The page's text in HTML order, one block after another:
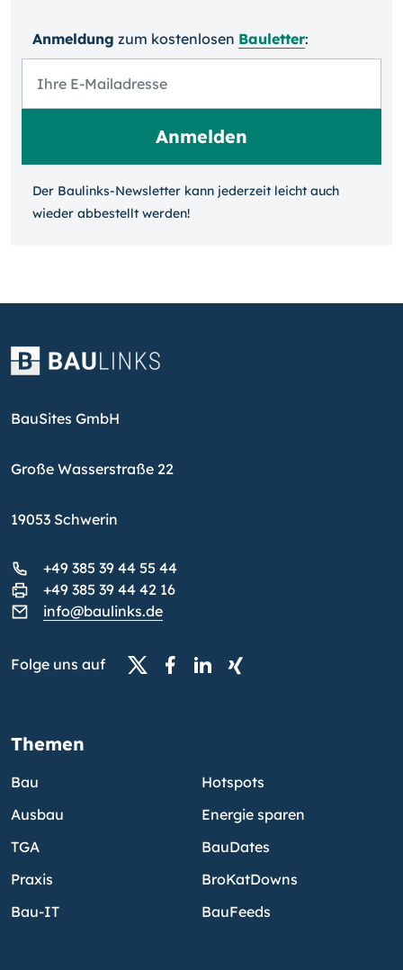
Anmeldung zum kosten­losen Bauletter:
Der Baulinks-Newsletter kann jeder­zeit leicht auch
wieder ab­bestellt werden!
BauSites GmbH
Große Wasserstraße 22
19053 Schwerin
+49 385 39 44 55 44
+49 385 39 44 42 16
info@baulinks.de
Folge uns auf
Themen
Bau
Ausbau
TGA
Praxis
Bau-IT
Hotspots
Energie sparen
BauDates
BroKatDowns
BauFeeds